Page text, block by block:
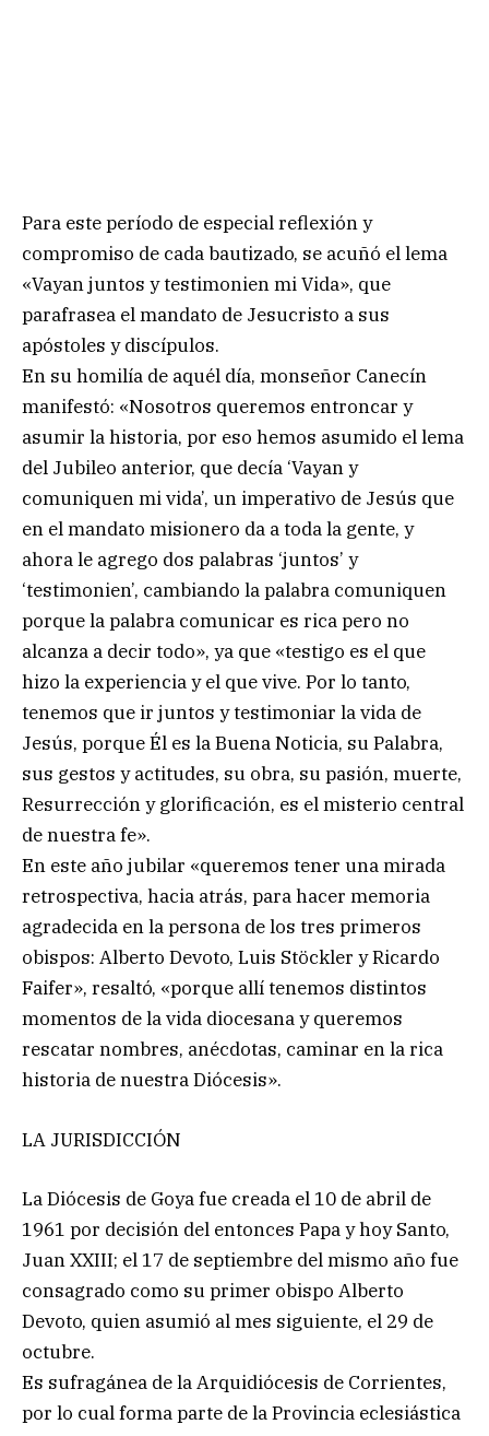
Para este período de especial reflexión y
compromiso de cada bautizado, se acuñó el lema
«Vayan juntos y testimonien mi Vida», que
parafrasea el mandato de Jesucristo a sus
apóstoles y discípulos.
En su homilía de aquél día, monseñor Canecín
manifestó: «Nosotros queremos entroncar y
asumir la historia, por eso hemos asumido el lema
del Jubileo anterior, que decía ‘Vayan y
comuniquen mi vida’, un imperativo de Jesús que
en el mandato misionero da a toda la gente, y
ahora le agrego dos palabras ‘juntos’ y
‘testimonien’, cambiando la palabra comuniquen
porque la palabra comunicar es rica pero no
alcanza a decir todo», ya que «testigo es el que
hizo la experiencia y el que vive. Por lo tanto,
tenemos que ir juntos y testimoniar la vida de
Jesús, porque Él es la Buena Noticia, su Palabra,
sus gestos y actitudes, su obra, su pasión, muerte,
Resurrección y glorificación, es el misterio central
de nuestra fe».
En este año jubilar «queremos tener una mirada
retrospectiva, hacia atrás, para hacer memoria
agradecida en la persona de los tres primeros
obispos: Alberto Devoto, Luis Stöckler y Ricardo
Faifer», resaltó, «porque allí tenemos distintos
momentos de la vida diocesana y queremos
rescatar nombres, anécdotas, caminar en la rica
historia de nuestra Diócesis».
LA JURISDICCIÓN
La Diócesis de Goya fue creada el 10 de abril de
1961 por decisión del entonces Papa y hoy Santo,
Juan XXIII; el 17 de septiembre del mismo año fue
consagrado como su primer obispo Alberto
Devoto, quien asumió al mes siguiente, el 29 de
octubre.
Es sufragánea de la Arquidiócesis de Corrientes,
por lo cual forma parte de la Provincia eclesiástica